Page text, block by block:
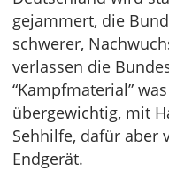
gejammert, die
schwerer,
verlassen die
“Kampfmaterial”
übergewichtig, mit
Sehhilfe, dafür aber
Endgerät.